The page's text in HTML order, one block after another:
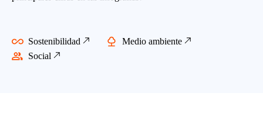
Sostenibilidad
Medio ambiente
Social